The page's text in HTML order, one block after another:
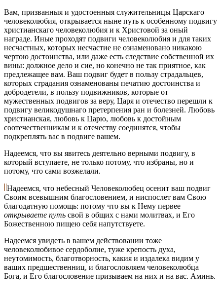
Вам, призванныя и удостоенныя служительницы Царскаго
человеколюбия, открывается ныне путь к особенному подвигу
христианскаго человеколюбия и к Христовой за оный
награде. Иные проходят подвиги человеколюбия и для таких
несчастных, которых несчастие не ознаменовано никакою
чертою достоинства, или даже есть следствие собственной их
вины: должное дело и сие, но конечно не так приятное, как
предлежащее вам. Ваш подвиг будет в пользу страдальцев,
которых страдания ознаменованы печатию достоинства и
добродетели, в пользу подвижников, которые от
мужественных подвигов за веру, Царя и отечество перешли к
подвигу великодушнаго претерпения ран и болезней. Любовь
христианская, любовь к Царю, любовь к достойным
соотечественникам и к отечеству соединятся, чтобы
подкреплять вас в подвиге вашем.
Надеемся, что вы явитесь деятельно верными подвигу, в
который вступаете, не только потому, что избраны, но и
потому, что сами возжелали.
Надеемся, что небесный Человеколюбец осенит ваш подвиг
Своим всевышним благословением, и ниспослет вам Свою
благодатную помощь: потому что вы к Нему первее
открываете путь свой в общих с нами молитвах, и Его
Божественною пищею себя напутствуете.
Надеемся увидеть в вашем действовании тоже
человеколюбивое сердоболие, туже крепость духа,
неутомимость, благотворность, какия и издалека видим у
ваших предшественниц, и благословляем человеколюбца
Бога, и Его благословение призываем на них и на вас. Аминь.